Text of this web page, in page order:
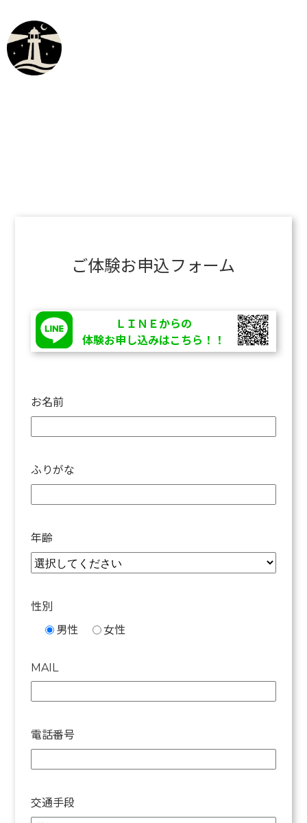
ご体験お申込フォーム
ＬＩＮＥからの
体験お申し込みはこちら！！
お名前
ふりがな
年齢
性別
男性
女性
MAIL
電話番号
交通手段